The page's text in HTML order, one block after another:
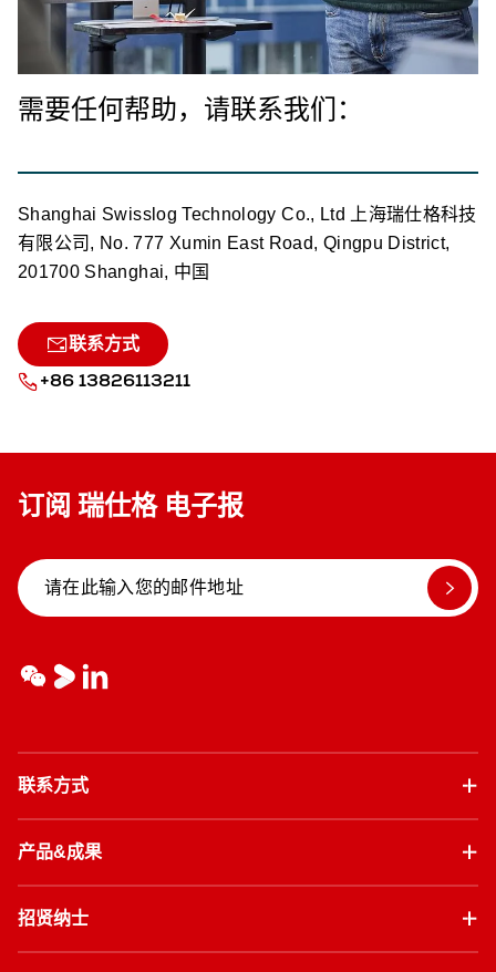
需要任何帮助，请联系我们：
Shanghai Swisslog Technology Co., Ltd 上海瑞仕格科技
有限公司, No. 777 Xumin East Road, Qingpu District,
201700 Shanghai, 中国
联系方式
+86 13826113211
订阅 瑞仕格 电子报
联系方式
产品&成果
招贤纳士